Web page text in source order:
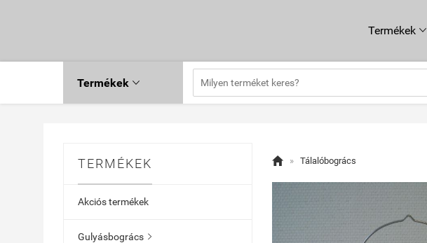
Termékek 
Termékek 
TERMÉKEK
Akciós termékek
Gulyásbogrács 
 » Tálalóbogrács